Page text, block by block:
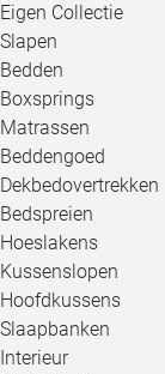
Eigen Collectie
Slapen
Bedden
Boxsprings
Matrassen
Beddengoed
Dekbedovertrekken
Bedspreien
Hoeslakens
Kussenslopen
Hoofdkussens
Slaapbanken
Interieur